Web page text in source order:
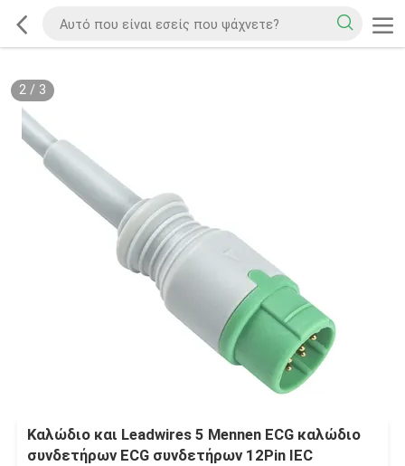
2/ 3
Καλώδιο και Leadwires 5 Mennen ECG καλώδιο
συνδετήρων ECG συνδετήρων 12Pin IEC